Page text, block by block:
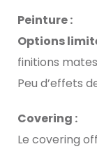
Peinture :
Options
finitions
Peu d’effets
Covering :
Le covering